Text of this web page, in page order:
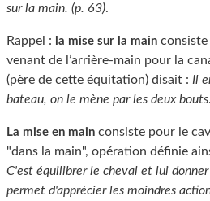
sur la main. (p. 63).
Rappel : la mise sur la main consiste
venant de l’arrière-main pour la
(père de cette équitation) disait : Il
bateau, on le mène par les deux bouts.
La mise en main consiste pour le
"dans la main", opération définie
C'est équilibrer le cheval et lui
permet d'apprécier les moindres